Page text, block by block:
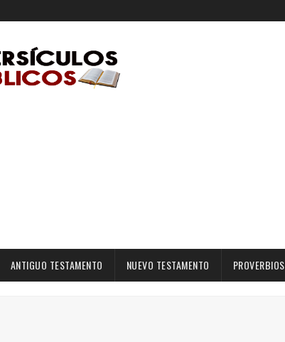
ANTIGUO TESTAMENTO NUEVO TESTAMENTO PROVERBIOS